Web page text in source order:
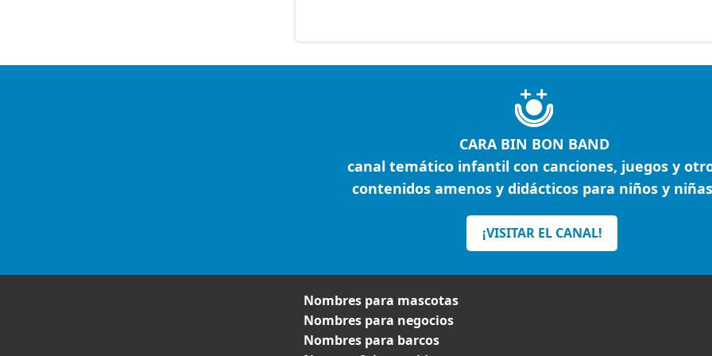
CARA BIN BON BAND
canal temático infantil con canciones, juegos y
contenidos amenos y didácticos para niños y
¡VISITAR EL CANAL!
Nombres para mascotas
Nombres para negocios
Nombres para barcos